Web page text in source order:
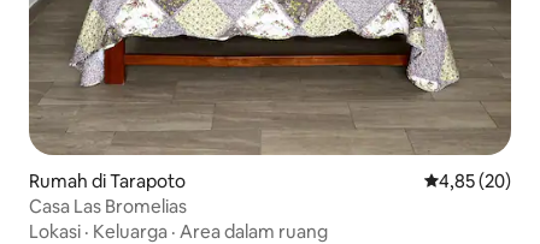
Rumah di Tarapoto Nilai rata-rata
4,85 (20)
Casa Las Bromelias
Lokasi · Keluarga · Area dalam ruang